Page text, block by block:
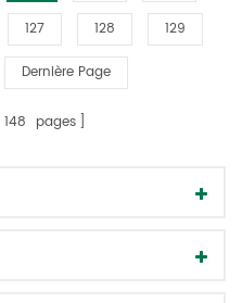
127 128 129
Dernière Page
148 pages